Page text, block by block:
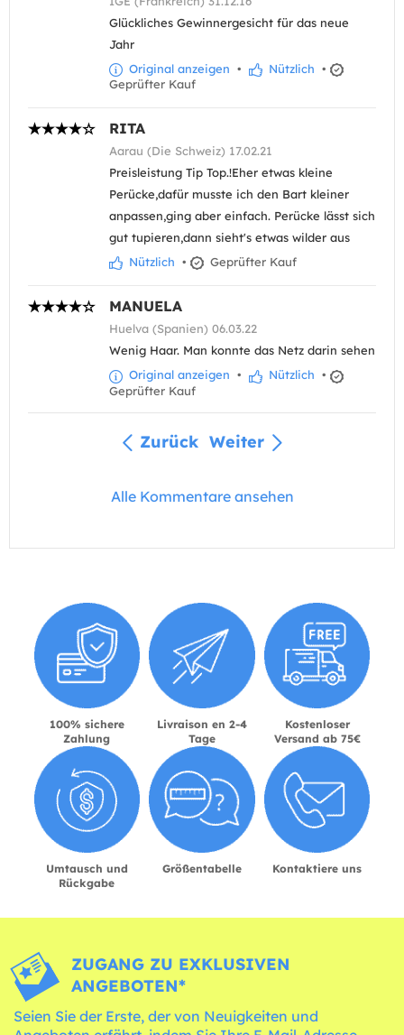
Glückliches Gewinnergesicht für das neue
Jahr
Original anzeigen • Nützlich •
Geprüfter Kauf
RITA
Aarau (Die Schweiz) 17.02.21
Preisleistung Tip Top.!Eher etwas kleine
Perücke,dafür musste ich den Bart kleiner
anpassen,ging aber einfach. Perücke lässt sich
gut tupieren,dann sieht's etwas wilder aus
Nützlich • Geprüfter Kauf
MANUELA
Huelva (Spanien) 06.03.22
Wenig Haar. Man konnte das Netz darin sehen
Original anzeigen • Nützlich •
Geprüfter Kauf
Zurück Weiter
Alle Kommentare ansehen
100% sichere
Zahlung
Livraison en 2-4
Tage
Kostenloser
Versand ab 75€
Umtausch und
Rückgabe
Größentabelle Kontaktiere uns
ZUGANG ZU EXKLUSIVEN
ANGEBOTEN*
Seien Sie der Erste, der von Neuigkeiten und